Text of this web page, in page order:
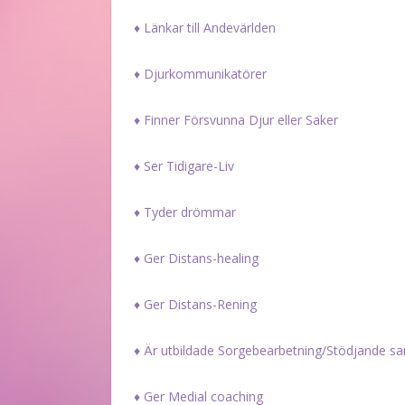
♦ Länkar till Andevärlden
♦ Djurkommunikatörer
♦ Finner Försvunna Djur eller Saker
♦ Ser Tidigare-Liv
♦ Tyder drömmar
♦ Ger Distans-healing
♦ Ger Distans-Rening
♦ Är utbildade Sorgebearbetning/Stödjande
♦ Ger Medial coaching